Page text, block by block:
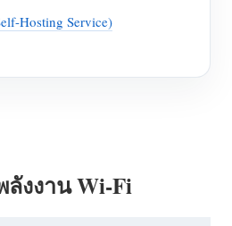
Hosting Service)
ลังงาน Wi-Fi